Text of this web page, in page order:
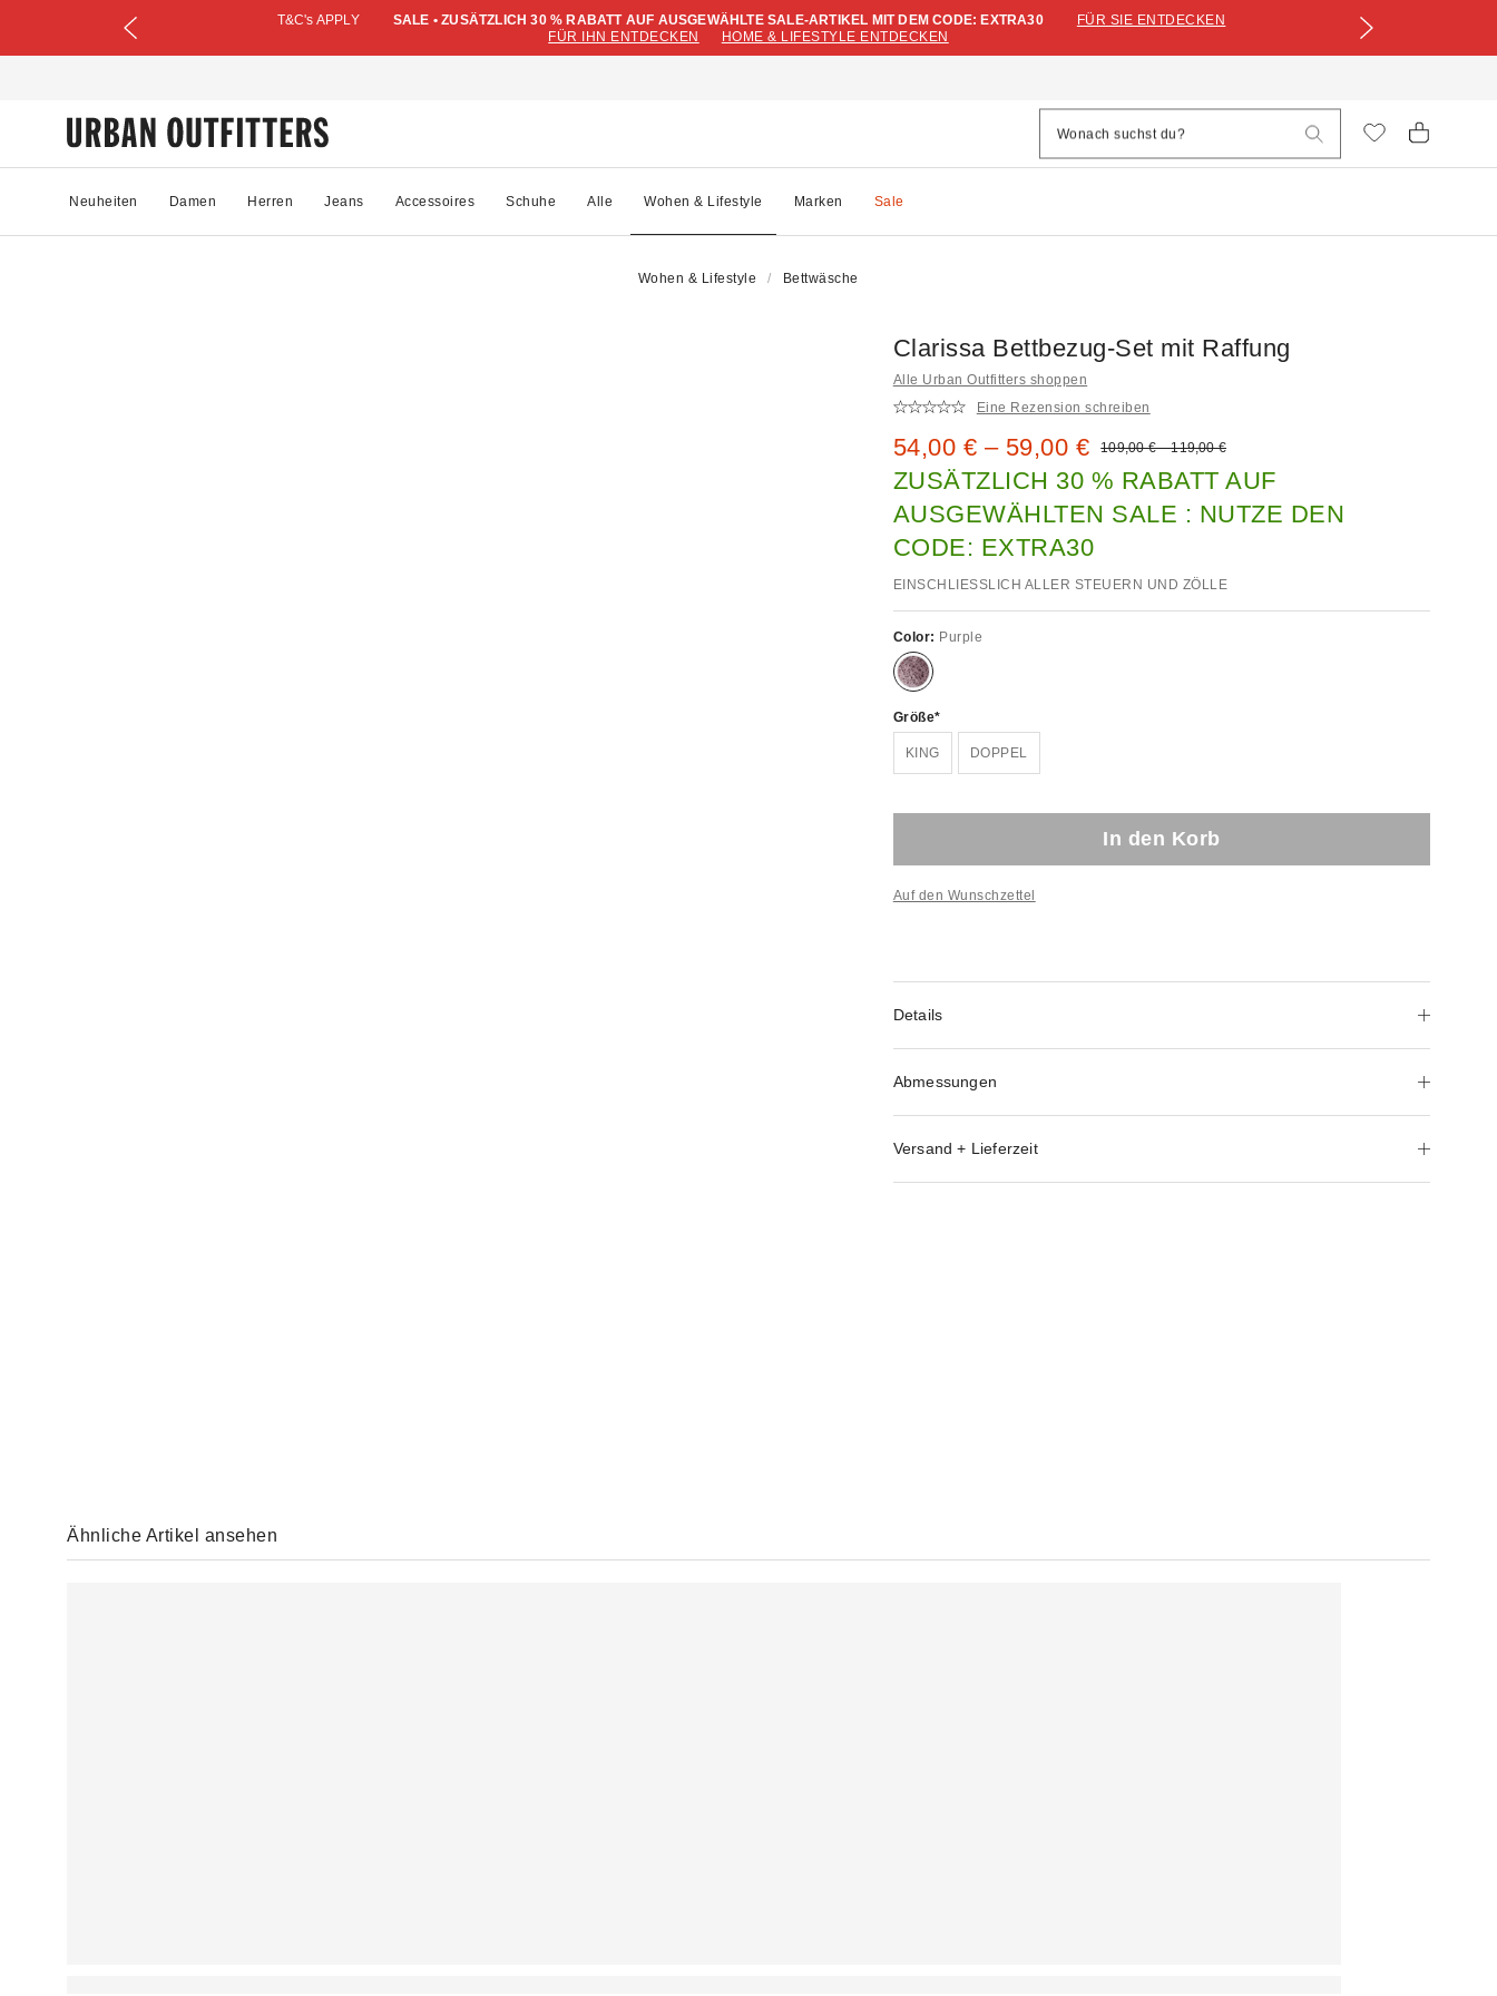
T&C's APPLY SALE • ZUSÄTZLICH 30 % RABATT AUF AUSGEWÄHLTE SALE-ARTIKEL MIT DEM CODE: EXTRA30
FÜR SIE ENTDECKEN
FÜR IHN ENTDECKEN
HOME & LIFESTYLE ENTDECKEN
Neuheiten Damen Herren Jeans Accessoires Schuhe Alle Wohen & Lifestyle Marken Sale
Wohen & Lifestyle Bettwäsche
Clarissa Bettbezug-Set mit Raffung
Alle Urban Outfitters shoppen
Eine Rezension schreiben
Sale Preis:
54,00 € – 59,00 € Original Preis:
109,00 € – 119,00 €
ZUSÄTZLICH 30 % RABATT AUF
AUSGEWÄHLTEN SALE : NUTZE DEN
CODE: EXTRA30
EINSCHLIESSLICH ALLER STEUERN UND ZÖLLE
Color: Purple
Größe
KING DOPPEL
In den Korb
Auf den Wunschzettel
Details
Abmessungen
Versand + Lieferzeit
Ähnliche Artikel ansehen